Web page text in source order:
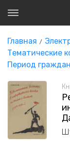
Главная
Тематические
Период